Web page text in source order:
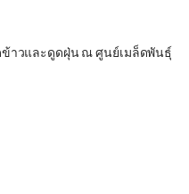
ข้าวและดูดฝุ่น ณ ศูนย์เมล็ดพันธุ์